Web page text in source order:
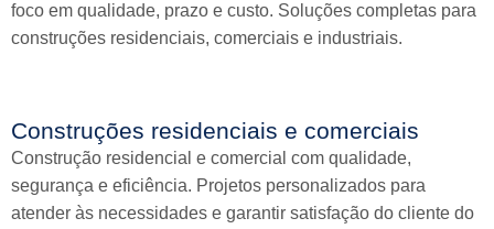
foco em qualidade, prazo e custo. Soluções completas para
construções residenciais, comerciais e industriais.
Construções residenciais e comerciais
Construção residencial e comercial com qualidade,
segurança e eficiência. Projetos personalizados para
atender às necessidades e garantir satisfação do cliente do